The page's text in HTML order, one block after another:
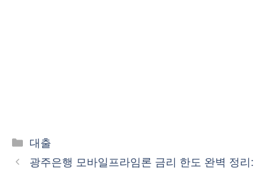
카
테
대출
광주은행 모바일프라임론 금리 한도 완벽 정리: